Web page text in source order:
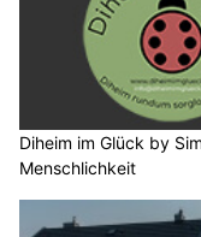
Diheim im Glück by
Menschlichkeit